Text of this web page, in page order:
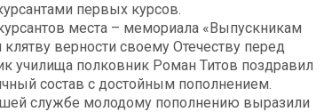
первых курсов.
места – мемориала «Выпускникам
верности своему Отечеству перед
училища полковник Роман Титов поздравил
состав с достойным пополнением.
службе молодому пополнению выразили